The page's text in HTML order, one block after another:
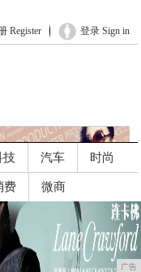
登录 Sign in
Register
技 汽车 时尚
费 微商
广告